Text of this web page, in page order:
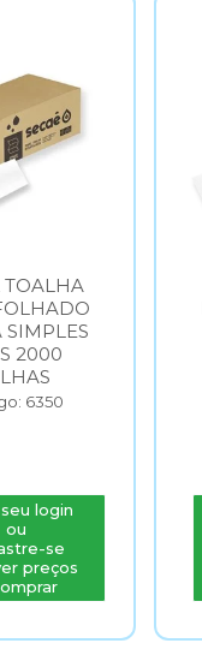
TOALHA
SIMPLES
2000
6351
login
ou
se
preços